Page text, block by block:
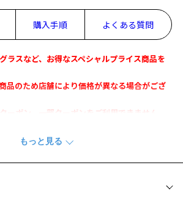
購入手順 よくある質問
ラスなど、お得なスペシャルプライス商品を
品のため店舗により価格が異なる場合がござ
ーポン、一部クーポンをご利用できません。
シリーズならではの快適さで。
』